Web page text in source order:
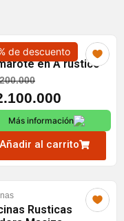
de descuento
rusticos
en A rústico
Original
price
was:
$ 2.200.000.
is:
$
Más información
Añadir al carrito
Rusticas